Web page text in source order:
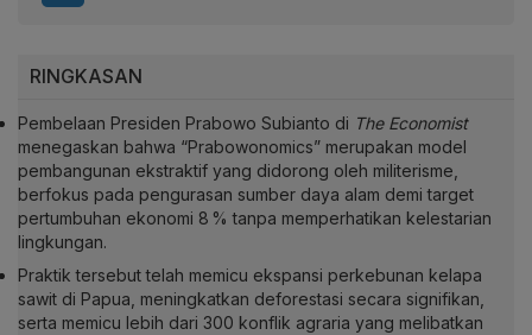
RINGKASAN
Pembelaan Presiden Prabowo Subianto di The Economist
menegaskan bahwa “Prabowonomics” merupakan model
pembangunan ekstraktif yang didorong oleh militerisme,
berfokus pada pengurasan sumber daya alam demi target
pertumbuhan ekonomi 8 % tanpa memperhatikan kelestarian
lingkungan.
Praktik tersebut telah memicu ekspansi perkebunan kelapa
sawit di Papua, meningkatkan deforestasi secara signifikan,
serta memicu lebih dari 300 konflik agraria yang melibatkan